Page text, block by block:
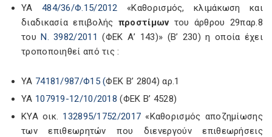
ΥΑ 484/36/Φ.15/2012 «Καθορισμός, κλιμάκωση και
διαδικασία επιβολής προστίμων του άρθρου 29παρ.8
τουΝ. 3982/2011 (ΦΕΚ Α’ 143)» (Β’ 230) η οποία έχει
τροποποιηθεί από τις :
ΥΑ 74181/987/Φ15 (ΦΕΚ Β’ 2804) αρ.1
ΥΑ 107919-12/10/2018 (ΦΕΚ Β’ 4528)
ΚΥΑ οικ. 132895/1752/2017 «Καθορισμός αποζημίωσης
των επιθεωρητών που διενεργούν επιθεωρήσεις